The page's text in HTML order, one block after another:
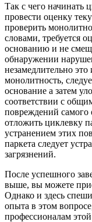
Так с чего начинать
провести оценку
проверить
словами, требуется
основанию и не
обнаружении
незамедлительно
монолитность,
основание а затем
соответствии с
повреждений самого
отложить циклевку
устранением этих
паркета следует
загрязнений.
После успешного
выше, вы можете
Однако и здесь
опыта в этом
профессионалам